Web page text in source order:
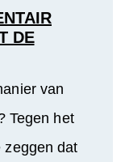
DE
van
Tegen het
zeggen dat